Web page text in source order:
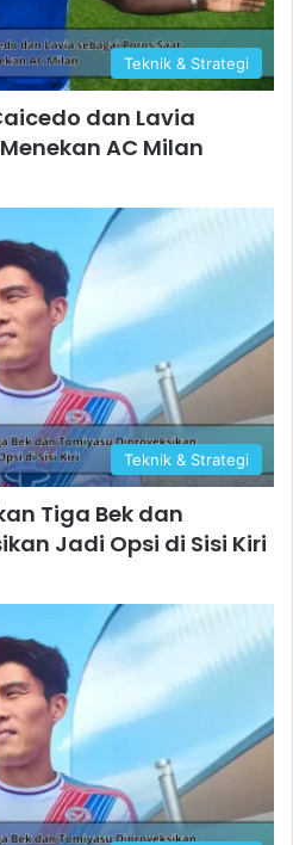
Teknik & Strategi
dan Lavia
AC Milan
Teknik & Strategi
Tiga Bek dan
Jadi Opsi di Sisi Kiri